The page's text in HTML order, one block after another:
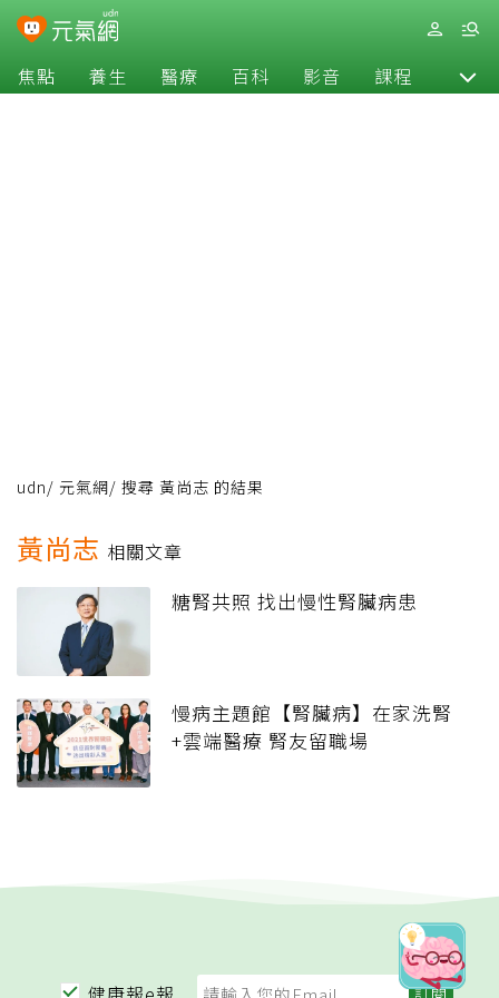
焦點 養生 醫療 百科 影音 課程 退休
udn/ 元氣網/ 搜尋 黃尚志 的結果
黃尚志 相關文章
糖腎共照 找出慢性腎臟病患
慢病主題館【腎臟病】在家洗腎
+雲端醫療 腎友留職場